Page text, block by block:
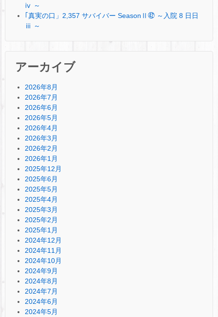
ⅳ ～
｢真実の口」2,357 サバイバー SeasonⅡ㊷ ～入院 8 日日
ⅲ ～
アーカイブ
2026年8月
2026年7月
2026年6月
2026年5月
2026年4月
2026年3月
2026年2月
2026年1月
2025年12月
2025年6月
2025年5月
2025年4月
2025年3月
2025年2月
2025年1月
2024年12月
2024年11月
2024年10月
2024年9月
2024年8月
2024年7月
2024年6月
2024年5月